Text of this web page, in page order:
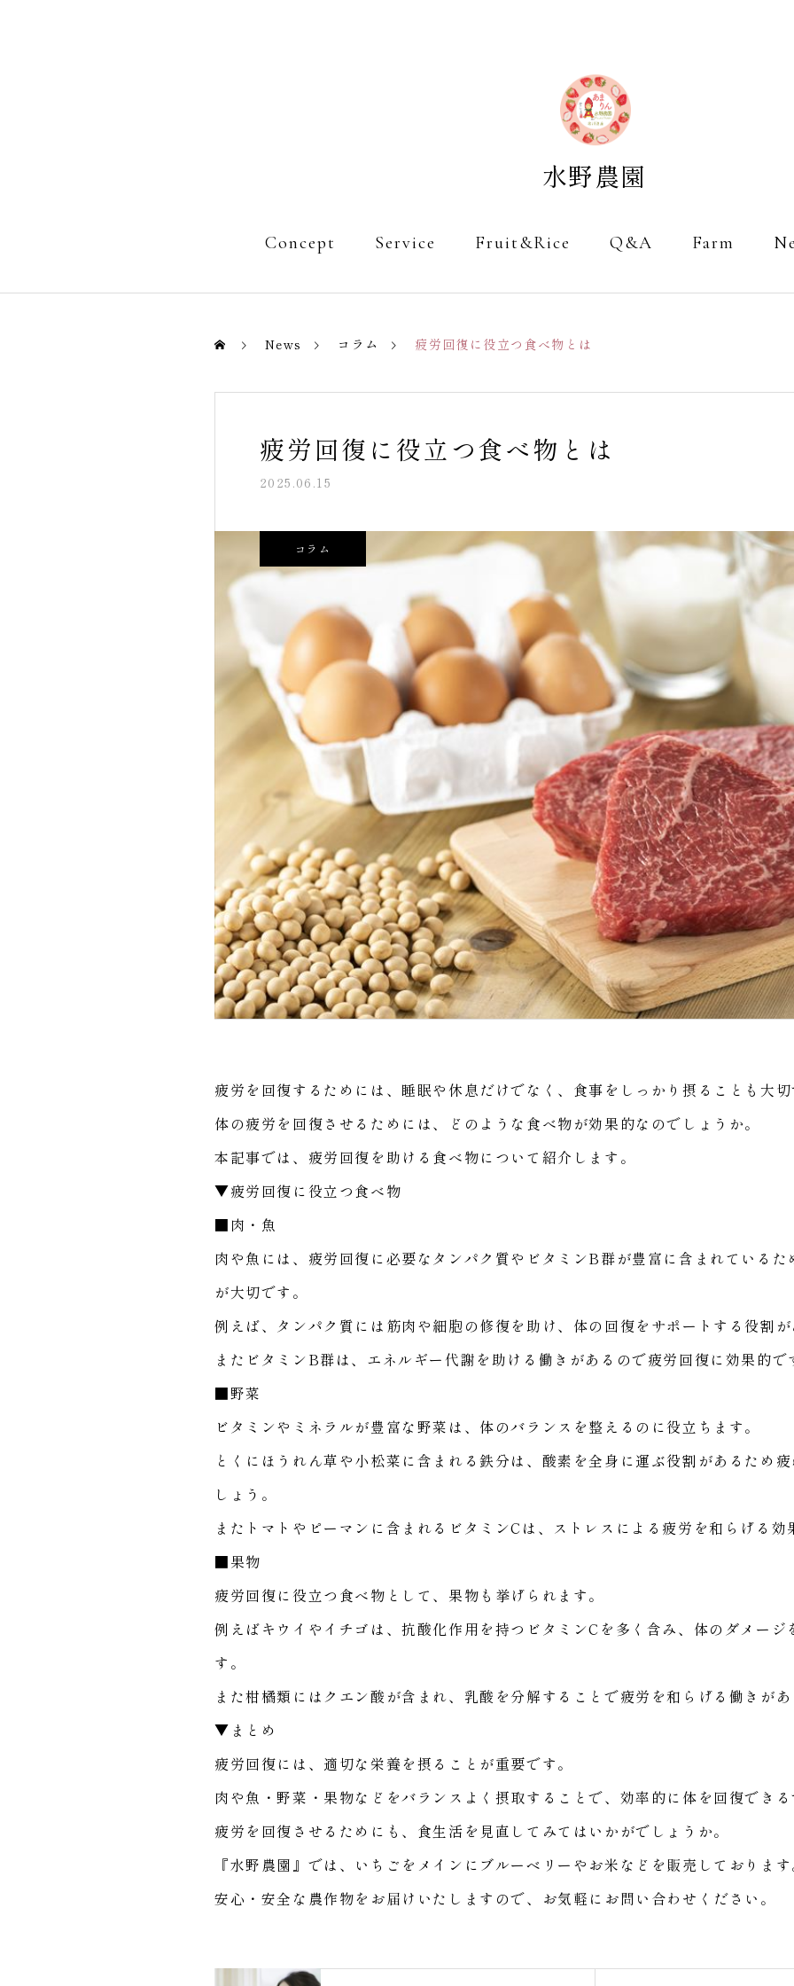
Concept Service Fruit&Rice Q&A Farm
News コラム 疲労回復に役立つ食べ物とは
疲労回復に役立つ食べ物とは
2025.06.15
コラム
疲労を回復するためには、睡眠や休息だけでなく、食事をしっかり摂ることも大
体の疲労を回復させるためには、どのような食べ物が効果的なのでしょうか。
本記事では、疲労回復を助ける食べ物について紹介します。
▼疲労回復に役立つ食べ物
■肉・魚
肉や魚には、疲労回復に必要なタンパク質やビタミンB群が豊富に含まれている
が大切です。
例えば、タンパク質には筋肉や細胞の修復を助け、体の回復をサポートする役割
またビタミンB群は、エネルギー代謝を助ける働きがあるので疲労回復に効果的で
■野菜
ビタミンやミネラルが豊富な野菜は、体のバランスを整えるのに役立ちます。
とくにほうれん草や小松菜に含まれる鉄分は、酸素を全身に運ぶ役割があるため
しょう。
またトマトやピーマンに含まれるビタミンCは、ストレスによる疲労を和らげる
■果物
疲労回復に役立つ食べ物として、果物も挙げられます。
例えばキウイやイチゴは、抗酸化作用を持つビタミンCを多く含み、体のダメー
す。
また柑橘類にはクエン酸が含まれ、乳酸を分解することで疲労を和らげる働きが
▼まとめ
疲労回復には、適切な栄養を摂ることが重要です。
肉や魚・野菜・果物などをバランスよく摂取することで、効率的に体を回復でき
疲労を回復させるためにも、食生活を見直してみてはいかがでしょうか。
『水野農園』では、いちごをメインにブルーベリーやお米などを販売しておりま
安心・安全な農作物をお届けいたしますので、お気軽にお問い合わせください。